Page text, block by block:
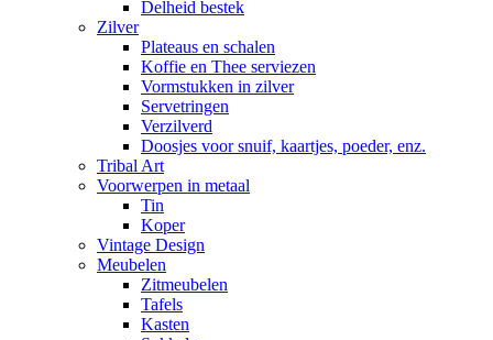
Delheid bestek
Zilver
Plateaus en schalen
Koffie en Thee serviezen
Vormstukken in zilver
Servetringen
Verzilverd
Doosjes voor snuif, kaartjes, poeder, enz.
Tribal Art
Voorwerpen in metaal
Tin
Koper
Vintage Design
Meubelen
Zitmeubelen
Tafels
Kasten